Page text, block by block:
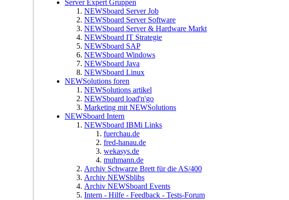
Server Expert Gruppen
NEWSboard Server Job
NEWSboard Server Software
NEWSboard Server & Hardware Markt
NEWSboard IT Strategie
NEWSboard SAP
NEWSboard Windows
NEWSboard Java
NEWSboard Linux
NEWSolutions foren
NEWSolutions artikel
NEWSboard load'n'go
Marketing mit NEWSolutions
NEWSboard Intern
NEWSboard IBMi Links
fuerchau.de
fred-hanau.de
wekasys.de
muhmann.de
Archiv Schwarze Brett für die AS/400
Archiv NEWSblibs
Archiv NEWSboard Events
Intern - Hilfe - Feedback - Tests-Forum